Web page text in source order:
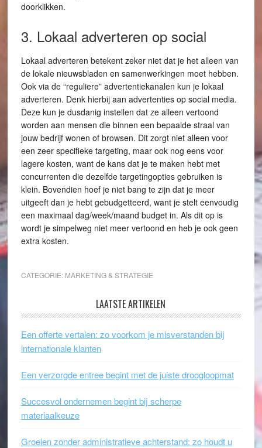
doorklikken.
3. Lokaal adverteren op social
Lokaal adverteren betekent zeker niet dat je het alleen van
de lokale nieuwsbladen en samenwerkingen moet hebben.
Ook via de “reguliere” advertentiekanalen kun je lokaal
adverteren. Denk hierbij aan advertenties op social media.
Deze kun je dusdanig instellen dat ze alleen vertoond
worden aan mensen die binnen een bepaalde straal van
jouw bedrijf wonen of browsen. Dit zorgt niet alleen voor
een zeer specifieke targeting, maar ook nog eens voor
lagere kosten, want de kans dat je te maken hebt met
concurrenten die dezelfde targetingopties gebruiken is
klein. Bovendien hoef je niet bang te zijn dat je meer
uitgeeft dan je hebt gebudgetteerd, want je stelt eenvoudig
een maximaal dag/week/maand budget in. Als dit op is
wordt je simpelweg niet meer vertoond en heb je ook geen
extra kosten.
CATEGORIE: MARKETING & STRATEGIE
LAATSTE ARTIKELEN
Een offerte vertalen: zo voorkom je misverstanden bij
internationale klanten
Een verzorgde entree begint met de juiste droogloopmat
Succesvol ondernemen begint bij scherpe
materiaalkeuze
Groeien zonder administratieve achterstand: zo houdt u